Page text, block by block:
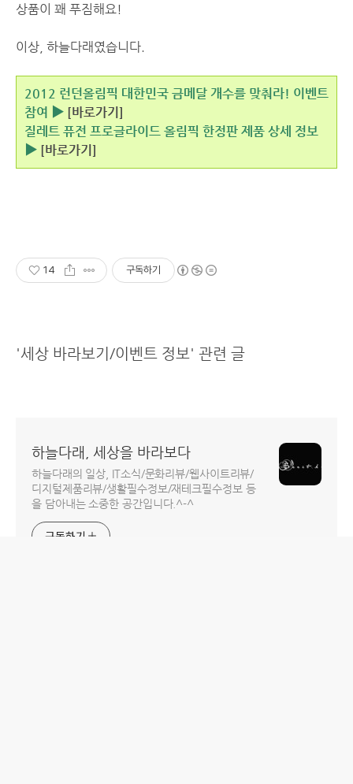
상품이 꽤 푸짐해요!
이상, 하늘다래였습니다.
2012 런던올림픽 대한민국 금메달 개수를 맞춰라! 이벤트
참여 ▶ [바로가기]
질레트 퓨전 프로글라이드 올림픽 한정판 제품 상세 정보
▶ [바로가기]
14 구독하기
'세상 바라보기/이벤트 정보' 관련 글
하늘다래, 세상을 바라보다
하늘다래의 일상, IT소식/문화리뷰/웹사이트리뷰/
디지털제품리뷰/생활필수정보/재테크필수정보 등
을 담아내는 소중한 공간입니다.^-^
구독하기